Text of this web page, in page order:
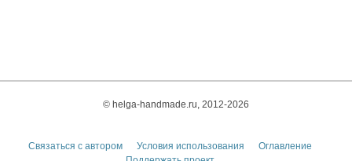
© helga-handmade.ru, 2012-2026
Связаться с автором Условия использования
Оглавление